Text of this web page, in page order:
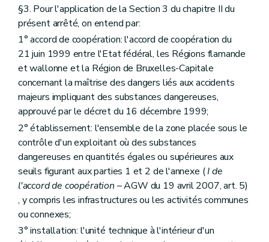
Art. 254
Art. 255
Art. 256
Art. 257
Art. 258
Art. 259
Art. 260
Art. 261
Art. 262
Art. 263
Art. 264
Art. 265
Art. 266
Sous-section 4 Explosifs
Art. 267
Sous-section 5 Air
Art. 268
Art. 269
Art. 270
Art. 271
§3. Pour l'application de la Section 3 du chapitre II du
présent arrêté, on entend par:
1° accord de coopération: l'accord de coopération du
21 juin 1999 entre l'Etat fédéral, les Régions flamande
et wallonne et la Région de Bruxelles-Capitale
concernant la maîtrise des dangers liés aux accidents
majeurs impliquant des substances dangereuses,
approuvé par le décret du 16 décembre 1999;
2° établissement: l'ensemble de la zone placée sous le
contrôle d'un exploitant où des substances
dangereuses en quantités égales ou supérieures aux
seuils figurant aux parties 1 et 2 de l'annexe (I de
l'accord de coopération – AGW du 19 avril 2007, art. 5)
, y compris les infrastructures ou les activités communes
ou connexes;
3° installation: l'unité technique à l'intérieur d'un